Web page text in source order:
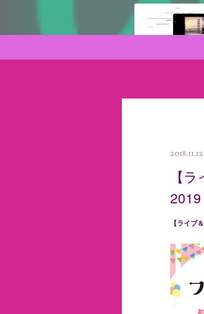
【
【ライブ